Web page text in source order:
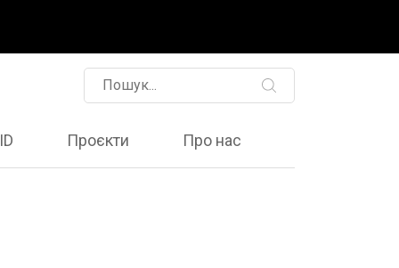
Проєкти Про нас